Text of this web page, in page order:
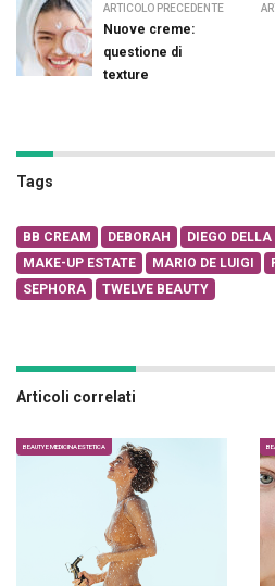
ARTICOLO PRECEDENTE
Nuove creme:
questione di
texture
Tags
BB CREAM DEBORAH DIEGO
MAKE-UP ESTATE
MARIO DE LUIGI
SEPHORA
TWELVE BEAUTY
Articoli correlati
BEAUTY E MEDICINA ESTETICA